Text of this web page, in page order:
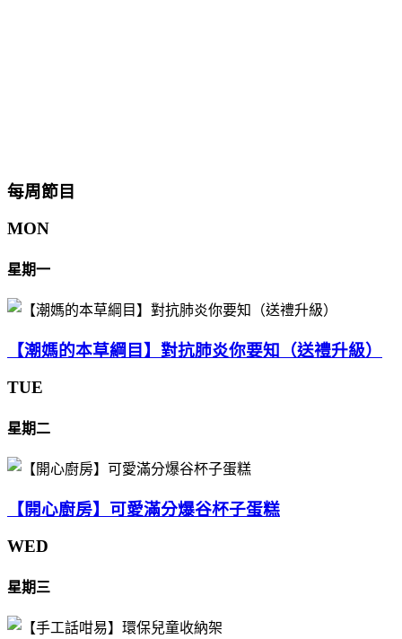
每周節目
MON
星期一
【潮媽的本草綱目】對抗肺炎你要知（送禮升級）
TUE
星期二
【開心廚房】可愛滿分爆谷杯子蛋糕
WED
星期三